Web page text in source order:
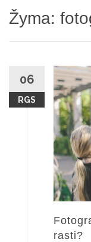
Žyma:
06
RGS
rasti?